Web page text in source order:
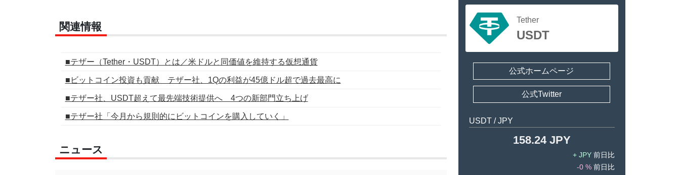
関連情報
■テザー（Tether・USDT）とは／米ドルと同価値を維持する仮想通貨
■ビットコイン投資も貢献 テザー社、1Qの利益が45億ドル超で過去最高に
■テザー社、USDT超えて最先端技術提供へ 4つの新部門立ち上げ
■テザー社「今月から規則的にビットコインを購入していく」
ニュース
Tether
USDT
公式ホームページ
公式Twitter
USDT / JPY
158.24 JPY
JPY
-0 %